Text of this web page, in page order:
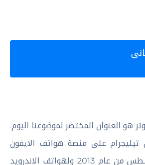
هو العنوان المختصر لموضوعنا اليوم.
على منصة هواتف الايفون
والايباد في 14 أغسطس من عام 2013 ولهواتف الاندرويد